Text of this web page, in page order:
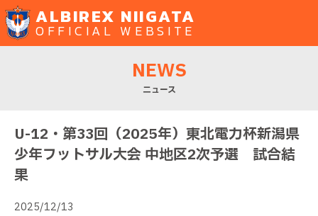
ALBIREX NIIGATA
OFFICIAL WEBSITE
NEWS
ニュース
U-12・第33回（2025年）東北電力杯新潟県
少年フットサル大会 中地区2次予選 試合結
果
2025/12/13